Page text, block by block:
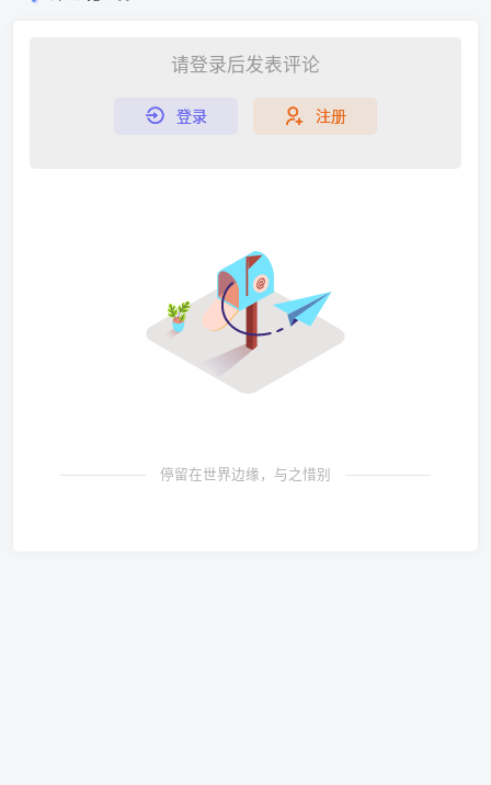
请登录后发表评论
登录 注册
停留在世界边缘，与之惜别